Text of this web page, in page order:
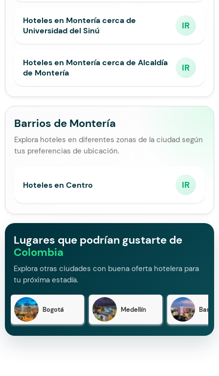
Hoteles en Montería cerca de
Universidad del Sinú
IR
Hoteles en Montería cerca de Alcaldía
de Montería
IR
Barrios de Montería
Explora hoteles en diferentes zonas de la ciudad según
tus preferencias de ubicación.
Hoteles en Centro IR
Lugares que podrían gustarte de
Colombia
Explora otras ciudades con buena oferta hotelera para
tu próxima estadía.
Bogotá Medellín